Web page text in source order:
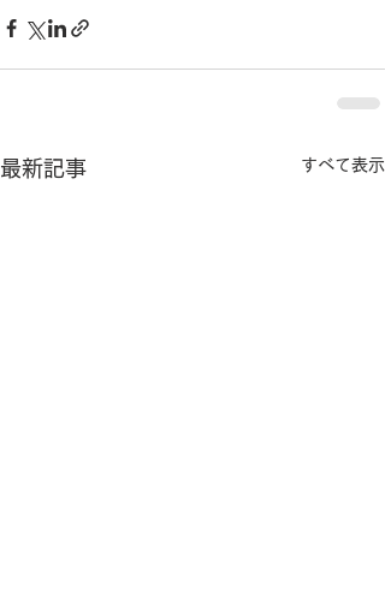
最新記事 すべて表示